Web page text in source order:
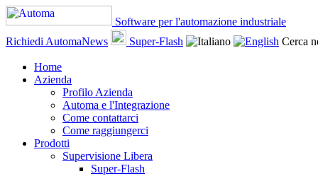
Software per l'automazione industriale
Richiedi AutomaNews
Super-Flash Cerca
Home
Azienda
Profilo Azienda
Automa e l'Integrazione
Come contattarci
Come raggiungerci
Prodotti
Supervisione Libera
Super-Flash